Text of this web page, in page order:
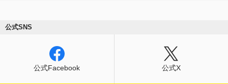
公式SNS
公式Facebook 公式X